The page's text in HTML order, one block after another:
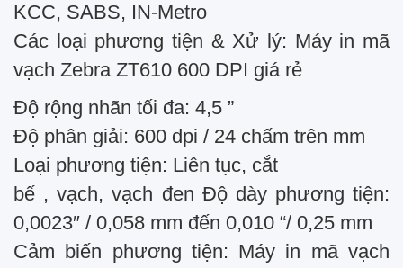
KCC, SABS, IN-Metro
Các loại phương tiện & Xử lý: Máy in mã
vạch Zebra ZT610 600 DPI giá rẻ
Độ rộng nhãn tối đa: 4,5 ”
Độ phân giải: 600 dpi / 24 chấm trên mm
Loại phương tiện: Liên tục, cắt
bế , vạch, vạch đen Độ dày phương tiện:
0,0023″ / 0,058 mm đến 0,010 “/ 0,25 mm
Cảm biến phương tiện: Máy in mã vạch